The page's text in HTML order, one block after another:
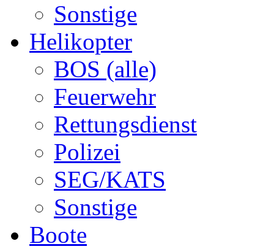
Sonstige
Helikopter
BOS (alle)
Feuerwehr
Rettungsdienst
Polizei
SEG/KATS
Sonstige
Boote